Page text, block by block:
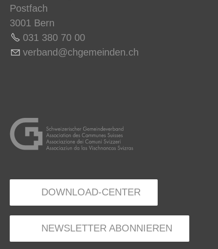
Postfach
3001 Bern
031 380 70 00
v rb nd chg m nd n ch
DOWNLOAD-CENTER
NEWSLETTER ABONNIEREN